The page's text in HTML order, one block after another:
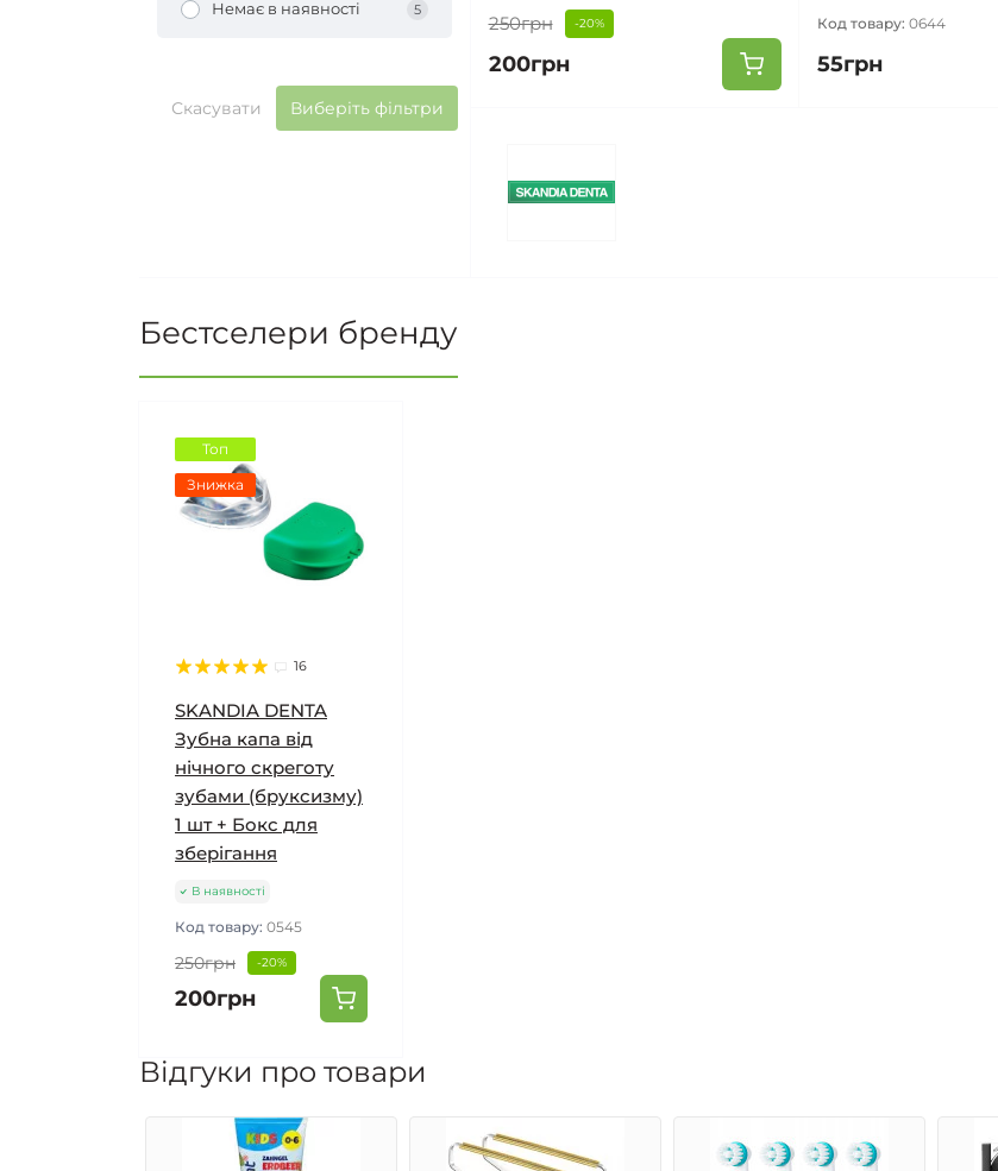
Немає в наявності 5
Скасувати Виберіть фільтри
250грн -20%
200грн
Код товару:0644
55грн
Бестселери бренду
Топ
Знижка
16
SKANDIA DENTA
Зубна капа від
нічного скреготу
зубами (бруксизму)
1 шт + Бокс для
зберігання
В наявності
Код товару: 0545
250грн -20%
200грн
Відгуки про товари